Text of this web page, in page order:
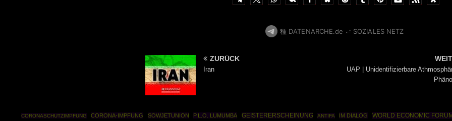
種 DATENARCHE.de ⇌ SOZIALES NETZ
ZURÜCK
Iran
UAP | Unidentifizierbare
CORONASCHUTZIMPFUNG
CORONA-IMPFUNG SOWJETUNION P.L.O. LUMUMBA GEISTERERSCHEINUNG ANTIFA IM DIALOG WORLD ECONOMIC FORUM